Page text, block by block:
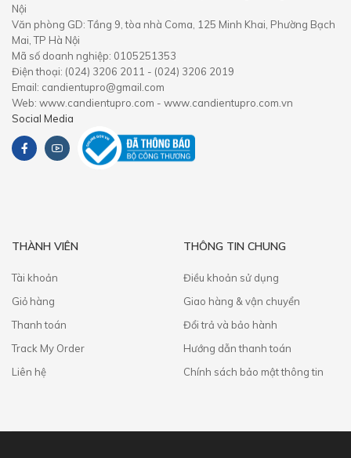
Nội
Văn phòng GD: Tầng 9, tòa nhà Coma, 125 Minh Khai, Phường Bạch
Mai, TP Hà Nội
Mã số doanh nghiệp: 0105251353
Điện thoại: (024) 3206 2011 - (024) 3206 2019
Email: candientupro@gmail.com
Web: www.candientupro.com - www.candientupro.com.vn
Social Media
THÀNH VIÊN
Tài khoản
Giỏ hàng
Thanh toán
Track My Order
Liên hệ
THÔNG TIN CHUNG
Điều khoản sử dụng
Giao hàng & vận chuyển
​Đổi trả và bảo hành
Hướng dẫn thanh toán
Chính sách bảo mật thông tin